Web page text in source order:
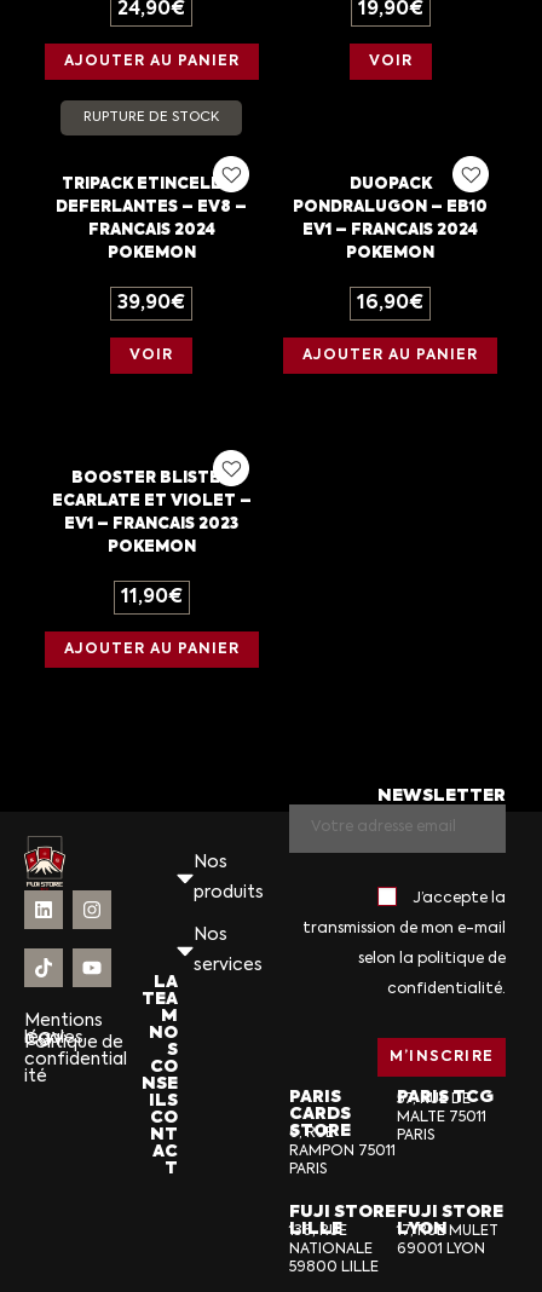
24,90€
AJOUTER AU PANIER
19,90€
VOIR
RUPTURE DE STOCK
TRIPACK ETINCELLES
DEFERLANTES – EV8 –
FRANCAIS 2024
POKEMON
39,90€
VOIR
DUOPACK
PONDRALUGON – EB10
EV1 – FRANCAIS 2024
POKEMON
16,90€
AJOUTER AU PANIER
BOOSTER BLISTER
ECARLATE ET VIOLET –
EV1 – FRANCAIS 2023
POKEMON
11,90€
AJOUTER AU PANIER
Mentions
légales
CGV
Politique de
confidential
ité
Nos
produits
Nos
services
LA
TEA
M
NO
S
CO
NSE
ILS
CO
NT
AC
T
NEWSLETTER
J’accepte la
transmission de mon e-mail
selon la politique de
confidentialité.
PARIS
CARDS
STORE
6, RUE
RAMPON 75011
PARIS
PARIS TCG
57, RUE DE
MALTE 75011
PARIS
FUJI STORE
LILLE
136, RUE
NATIONALE
59800 LILLE
FUJI STORE
LYON
17, RUE MULET
69001 LYON